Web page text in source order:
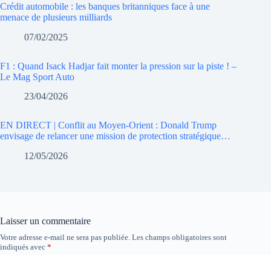
Crédit automobile : les banques britanniques face à une
menace de plusieurs milliards
07/02/2025
F1 : Quand Isack Hadjar fait monter la pression sur la piste ! –
Le Mag Sport Auto
23/04/2026
EN DIRECT | Conflit au Moyen-Orient : Donald Trump
envisage de relancer une mission de protection stratégique…
12/05/2026
Laisser un commentaire
Votre adresse e-mail ne sera pas publiée. Les champs obligatoires sont
indiqués avec *